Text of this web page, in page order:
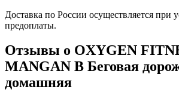
Доставка по России осуществляется при
предоплаты.
Отзывы о OXYGEN
MANGAN B Беговая
домашняя